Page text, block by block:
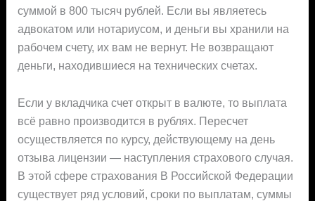
суммой в 800 тысяч рублей. Если вы являетесь
адвокатом или нотариусом, и деньги вы хранили на
рабочем счету, их вам не вернут. Не возвращают
деньги, находившиеся на технических счетах.
Если у вкладчика счет открыт в валюте, то выплата
всё равно производится в рублях. Пересчет
осуществляется по курсу, действующему на день
отзыва лицензии — наступления страхового случая.
В этой сфере страхования В Российской Федерации
существует ряд условий, сроки по выплатам, суммы